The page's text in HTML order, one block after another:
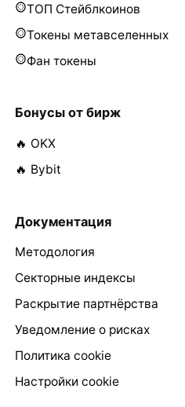
ТОП Стейблкоинов
Токены метавселенных
Фан токены
Бонусы от бирж
🔥 OKX
🔥 Bybit
Документация
Методология
Секторные индексы
Раскрытие партнёрства
Уведомление о рисках
Политика cookie
Настройки cookie